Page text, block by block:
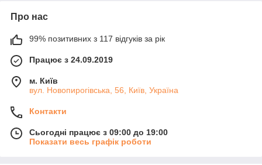
Про нас
99% позитивних з 117 відгуків за рік
Працює з 24.09.2019
м. Київ
вул. Новопирогівська, 56, Київ, Україна
Контакти
Сьогодні працює з 09:00 до 19:00
Показати весь графік роботи